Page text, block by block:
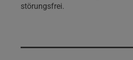
störungsfrei.